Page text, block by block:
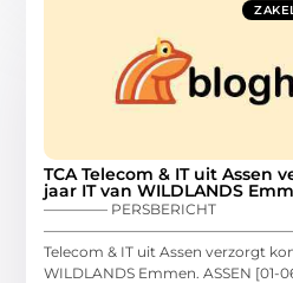
TCA Telecom & IT uit Assen
jaar IT van WILDLANDS
————– PERSBERICHT
Telecom & IT uit Assen verzorgt
WILDLANDS Emmen. ASSEN [01-